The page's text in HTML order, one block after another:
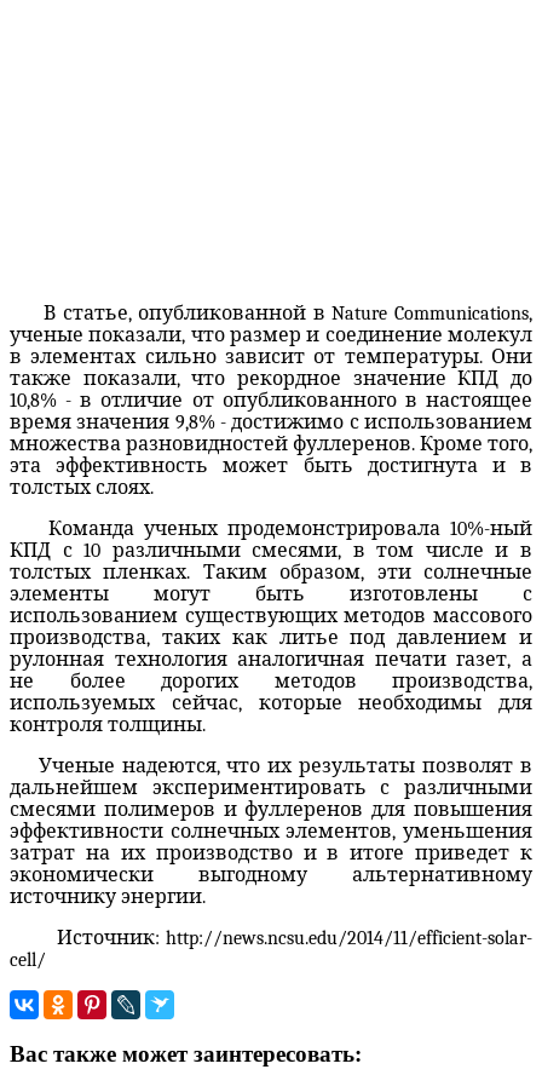
В статье, опубликованной в Nature Communications,
ученые показали, что размер и соединение молекул
в элементах сильно зависит от температуры. Они
также показали, что рекордное значение КПД до
10,8%- в отличие от опубликованного в настоящее
время значения 9,8% - достижимо с использованием
множества разновидностей фуллеренов. Кроме того,
эта
эффективность может быть достигнутаив
толстыхслоях.
Команда ученых продемонстрировала 10%-ный
КПД с 10 различными смесями, в том числе ив
толстых пленках. Таким образом, эти солнечные
элементы
могут
быть изготовлены с
использованием существующих методов массового
производства, таких как литье под давлением и
рулонная технология аналогичная печати газет, а
не
более дорогих методов производства,
используемых сейчас, которые необходимы для
контроля толщины.
Ученые надеются, что их результатыпозволят в
дальнейшем экспериментировать с различными
смесями полимеров и фуллереновдляповышения
эффективности солнечных элементов,уменьшения
затрат на их производство ив итогеприведет к
экономически выгодному
альтернативному
источнику энергии.
Источник: http://news.ncsu.edu/2014/11/efficient-solar-
cell/
Вас также может заинтересовать: